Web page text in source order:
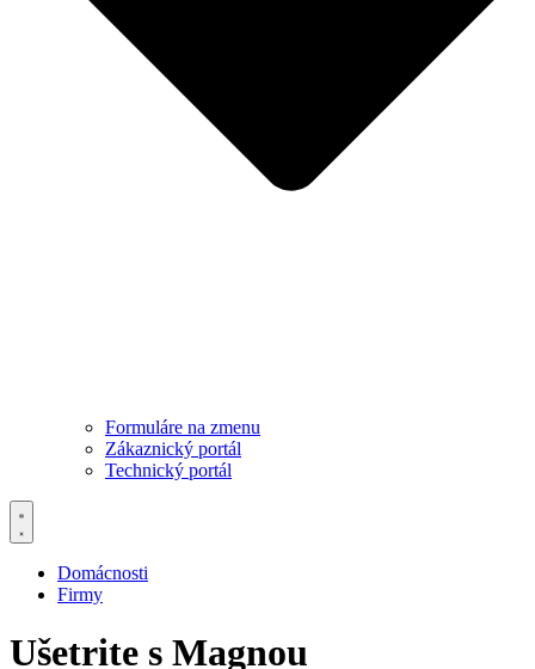
Formuláre na zmenu
Zákaznický portál
Technický portál
Domácnosti
Firmy
Ušetrite s Magnou